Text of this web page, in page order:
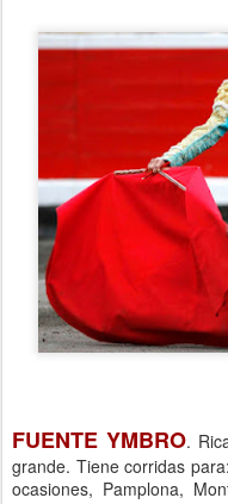
FUENTE YMBRO.
grande. Tiene corridas
ocasiones, Pamplona,